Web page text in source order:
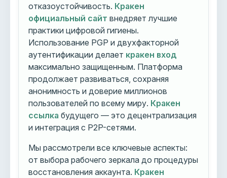
отказоустойчивость. Кракен
официальный сайт внедряет лучшие
практики цифровой гигиены.
Использование PGP и двухфакторной
аутентификации делает кракен вход
максимально защищенным. Платформа
продолжает развиваться, сохраняя
анонимность и доверие миллионов
пользователей по всему миру. Кракен
ссылка будущего — это децентрализация
и интеграция с P2P-сетями.
Мы рассмотрели все ключевые аспекты:
от выбора рабочего зеркала до процедуры
восстановления аккаунта. Кракен